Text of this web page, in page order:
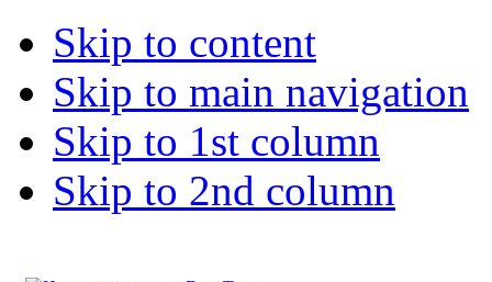
Skip to content
Skip to main navigation
Skip to 1st column
Skip to 2nd column